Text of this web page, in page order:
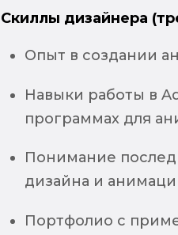
Скиллы дизайнера
Опыт в создании
Навыки работы в
программах для
Понимание
дизайна и
Портфолио с